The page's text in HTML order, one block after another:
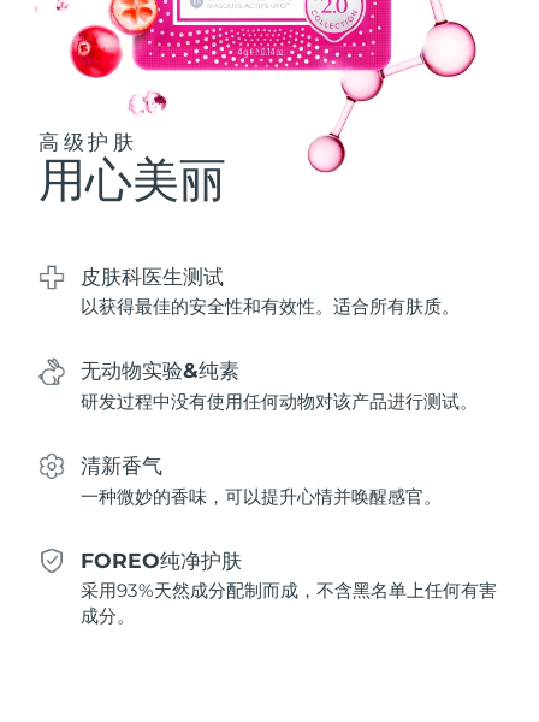
高级护肤
用心美丽
皮肤科医生测试
以获得最佳的安全性和有效性。适合所有肤质。
无动物实验&纯素
研发过程中没有使用任何动物对该产品进行测试。
清新香气
一种微妙的香味，可以提升心情并唤醒感官。
FOREO纯净护肤
采用93%天然成分配制而成，不含黑名单上任何有害
成分。
波兰 预计送达日期 8/9/26
预计送达日期
波多黎各 预计送达日期
留尼汪
俄罗斯 预计送达日期8/16/26
沙特阿拉伯
预计送达日期
斯洛伐克
斯洛文尼亚